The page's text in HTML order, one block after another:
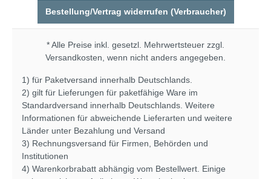
Bestellung/Vertrag widerrufen (Verbraucher)
* Alle Preise inkl. gesetzl. Mehrwertsteuer zzgl.
Versandkosten , wenn nicht anders angegeben.
1) für Paketversand innerhalb Deutschlands.
2) gilt für Lieferungen für paketfähige Ware im
Standardversand innerhalb Deutschlands. Weitere
Informationen für abweichende Lieferarten und weitere
Länder unter Bezahlung und Versand
3) Rechnungsversand für Firmen, Behörden und
Institutionen
4) Warenkorbrabatt abhängig vom Bestellwert. Einige